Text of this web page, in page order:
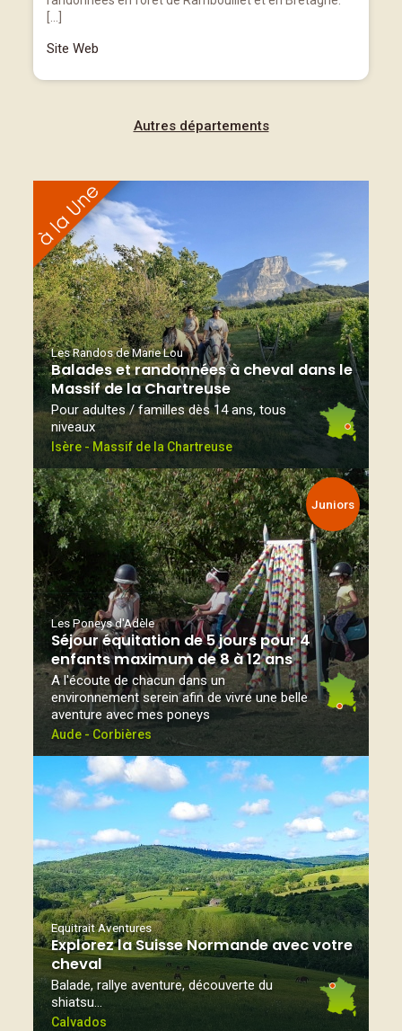
Site Web
Autres départements
Les Randos de Marie Lou
Balades et randonnées à cheval dans le
Massif de la Chartreuse
Pour adultes / familles dès 14 ans, tous
niveaux
Isère - Massif de la Chartreuse
Juniors
Les Poneys d'Adèle
Séjour équitation de 5 jours pour 4
enfants maximum de 8 à 12 ans
A l'écoute de chacun dans un
environnement serein afin de vivre une belle
aventure avec mes poneys
Aude - Corbières
Equitrait Aventures
Explorez la Suisse Normande avec votre
cheval
Balade, rallye aventure, découverte du
shiatsu…
Calvados